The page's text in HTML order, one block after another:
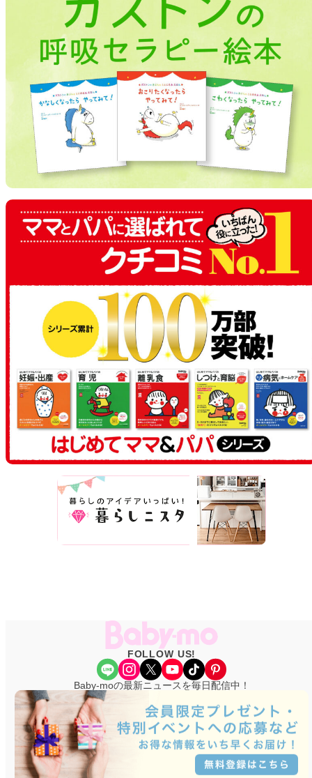
FOLLOW US!
Share Icon Instagram X YouTube TikTok Pinterest
Baby-moの最新ニュースを毎日配信中！